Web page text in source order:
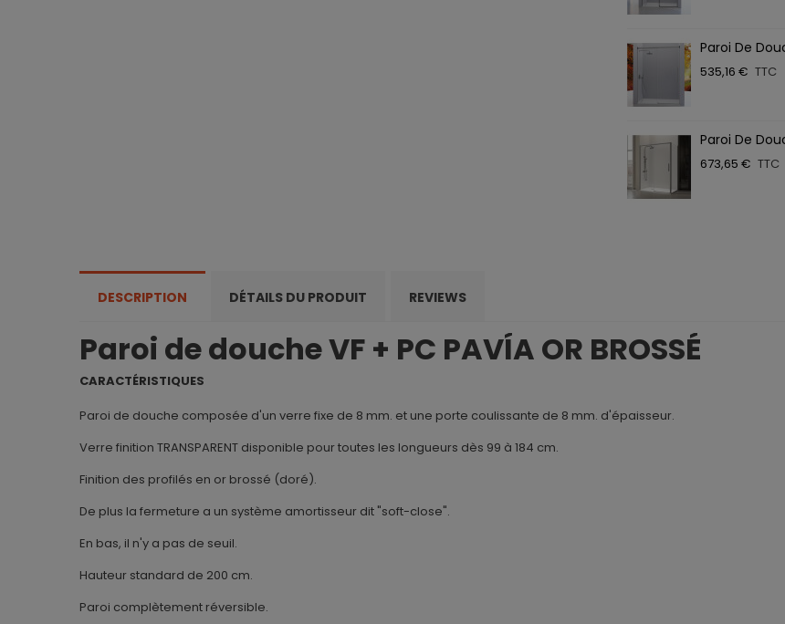
Paroi De
535,16 € TTC
Paroi De
673,65 € TTC
DESCRIPTION DÉTAILS DU PRODUIT REVIEWS
Paroi de douche VF + PC PAVÍA OR BROSSÉ
CARACTÉRISTIQUES
Paroi de douche composée d'un verre fixe de 8 mm. et une porte coulissante de 8 mm. d'épaisseur.
Verre finition TRANSPARENT disponible pour toutes les longueurs dès 99 à 184 cm.
Finition des profilés en or brossé (doré).
De plus la fermeture a un système amortisseur dit "soft-close".
En bas, il n'y a pas de seuil.
Hauteur standard de 200 cm.
Paroi complètement réversible.